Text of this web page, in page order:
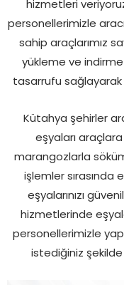
hizmetleri
personellerimizle
sahip araçlarımız
yükleme ve
tasarrufu
Kütahya şehirler
eşyaları
marangozlarla
işlemler sırasında
eşyalarınızı
hizmetlerinde
personellerimizle
istediğiniz